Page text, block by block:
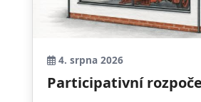
4. srpna 2026
Participativní